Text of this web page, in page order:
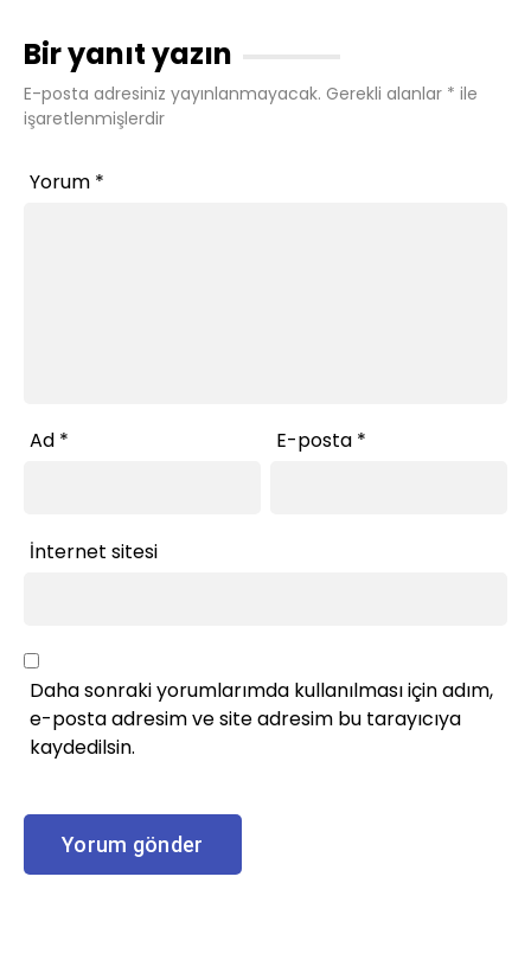
Bir yanıt yazın
E-posta adresiniz yayınlanmayacak. Gerekli alanlar * ile
işaretlenmişlerdir
Yorum *
Ad * E-posta *
İnternet sitesi
Daha sonraki yorumlarımda kullanılması için adım,
e-posta adresim ve site adresim bu tarayıcıya
kaydedilsin.